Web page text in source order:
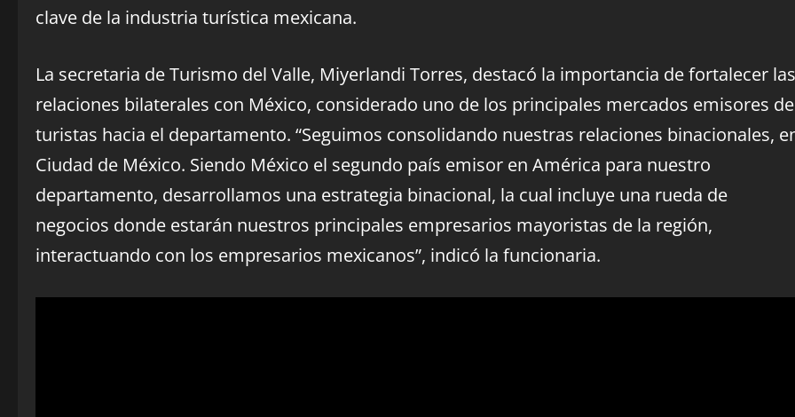
clave de la industria turística mexicana.
La secretaria de Turismo del Valle, Miyerlandi Torres, destacó la importancia de fortalecer las
relaciones bilaterales con México, considerado uno de los principales mercados emisores de
turistas hacia el departamento. “Seguimos consolidando nuestras relaciones binacionales,
Ciudad de México. Siendo México el segundo país emisor en América para nuestro
departamento, desarrollamos una estrategia binacional, la cual incluye una rueda de
negocios donde estarán nuestros principales empresarios mayoristas de la región,
interactuando con los empresarios mexicanos”, indicó la funcionaria.